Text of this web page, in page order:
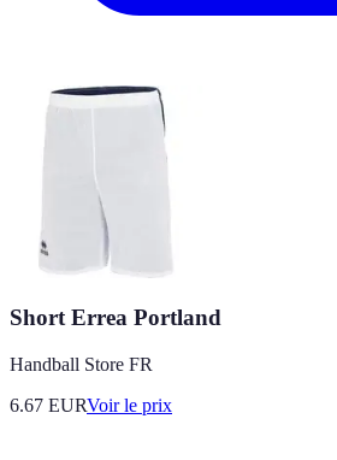
Short Errea Portland
Handball Store FR
6.67 EURVoir le prix